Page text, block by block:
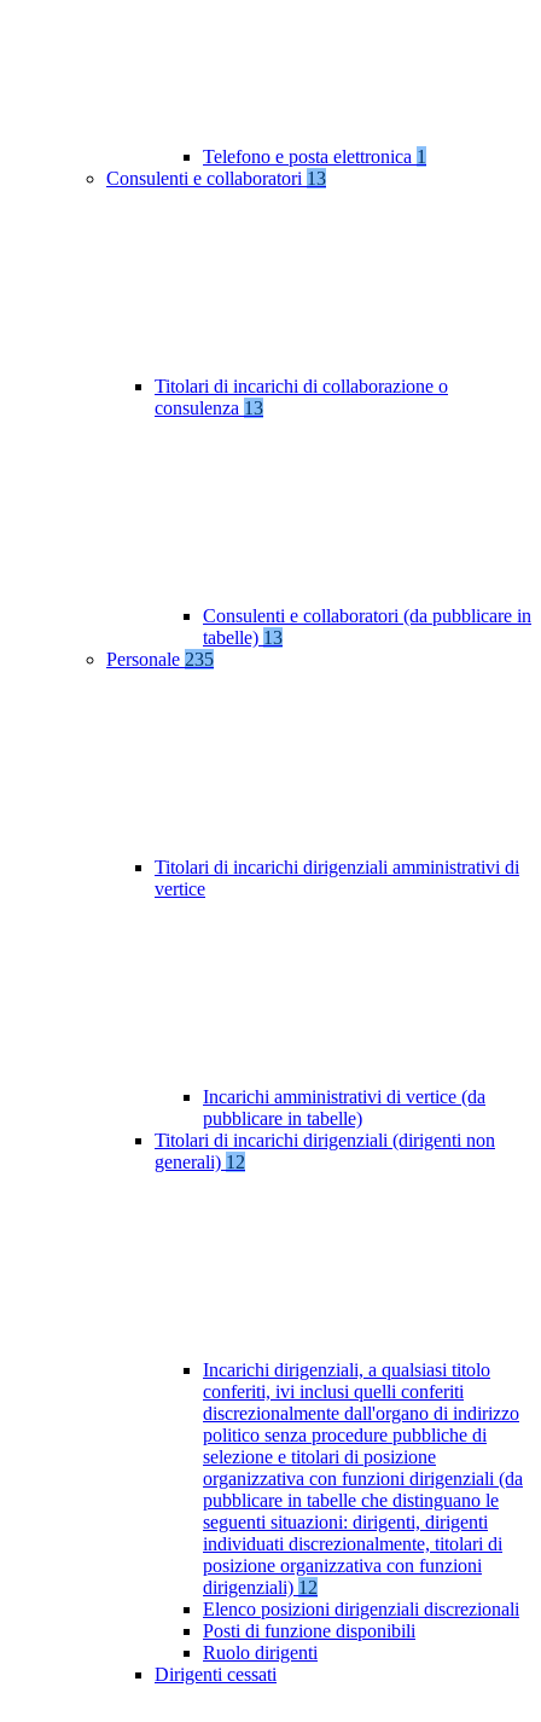
Telefono e posta elettronica 1
Consulenti e collaboratori 13
Titolari di incarichi di collaborazione o
consulenza 13
Consulenti e collaboratori (da pubblicare in
tabelle) 13
Personale 235
Titolari di incarichi dirigenziali amministrativi di
vertice
Incarichi amministrativi di vertice (da
pubblicare in tabelle)
Titolari di incarichi dirigenziali (dirigenti non
generali) 12
Incarichi dirigenziali, a qualsiasi titolo
conferiti, ivi inclusi quelli conferiti
discrezionalmente dall'organo di indirizzo
politico senza procedure pubbliche di
selezione e titolari di posizione
organizzativa con funzioni dirigenziali (da
pubblicare in tabelle che distinguano le
seguenti situazioni: dirigenti, dirigenti
individuati discrezionalmente, titolari di
posizione organizzativa con funzioni
dirigenziali) 12
Elenco posizioni dirigenziali discrezionali
Posti di funzione disponibili
Ruolo dirigenti
Dirigenti cessati